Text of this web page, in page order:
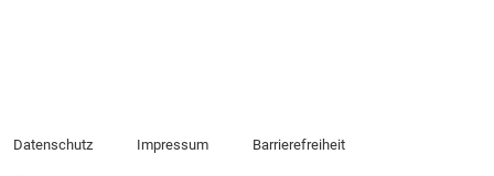
Datenschutz Impressum Barrierefreiheit